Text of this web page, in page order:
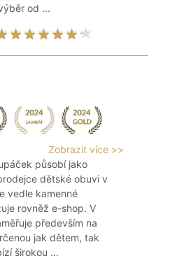
od ...
Zobrazit více >>
působí jako
dětské obuvi v
vedle kamenné
rovněž e-shop. V
především na
jak dětem, tak
širokou ...